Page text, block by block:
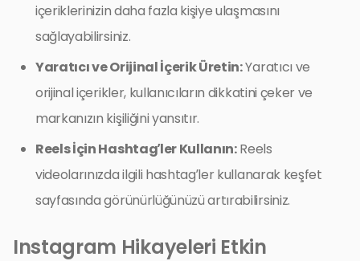
içeriklerinizin daha fazla kişiye ulaşmasını
sağlayabilirsiniz.
Yaratıcı ve Orijinal İçerik Üretin:Yaratıcı ve
orijinal içerikler, kullanıcıların dikkatini çeker ve
markanızın kişiliğini yansıtır.
Reels İçin Hashtag’ler Kullanın:Reels
videolarınızda ilgili hashtag’ler kullanarak keşfet
sayfasında görünürlüğünüzü artırabilirsiniz.
Instagram Hikayeleri Etkin